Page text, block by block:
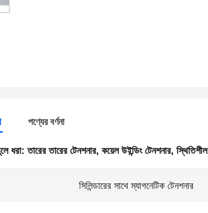
পণ্যের বর্ণনা
ধরা:তারের তারের টেনশনার, কয়েল উইন্ডিং টেনশনার,
সিলিন্ডারের সাথে ম্যাগনেটিক টেনশনার